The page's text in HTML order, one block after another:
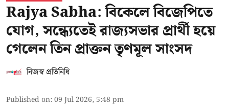
Rajya Sabha: বিকেলে বিজেপিতে
যোগ, সন্ধ্যেতেই রাজ্যসভার প্রার্থী হয়ে
গেলেন তিন প্রাক্তন তৃণমূল সাংসদ
নিজস্ব প্রতিনিধি
Published on:09 Jul 2026, 5:48 pm